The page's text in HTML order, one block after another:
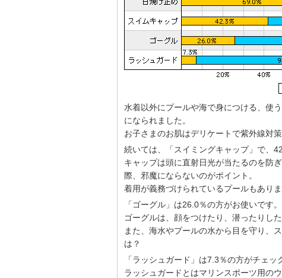
水着以外にプールや海で身につける、使
になられました。
お子さまのお肌はデリケートで紫外線対
続いては、「スイミングキャップ」で、
キャップは頭に直射日光が当たるのを防
際、邪魔にならないのがポイント。
着用が義務づけられているプールもありま
「ゴーグル」は26.0％の方がお使いです。
ゴーグルは、顔をつけたり、潜ったりし
また、海水やプールの水から目を守り、
は？
「ラッシュガード」は7.3％の方がチェッ
ラッシュガードとはマリンスポーツ用の